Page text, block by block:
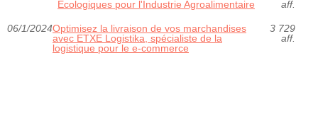
Écologiques pour l'Industrie Agroalimentaire
aff.
06/1/2024Optimisez la livraison de vos marchandises
avec ETXE Logistika, spécialiste de la
logistique pour le e-commerce
3 729
aff.